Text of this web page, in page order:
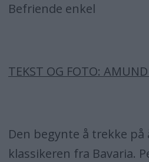
Befriende enkel
TEKST OG FOTO:
Den begynte å trekke
klassikeren fra Bavaria.